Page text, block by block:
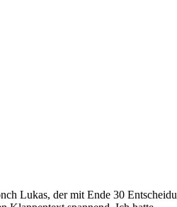
Lukas, der mit Ende 30